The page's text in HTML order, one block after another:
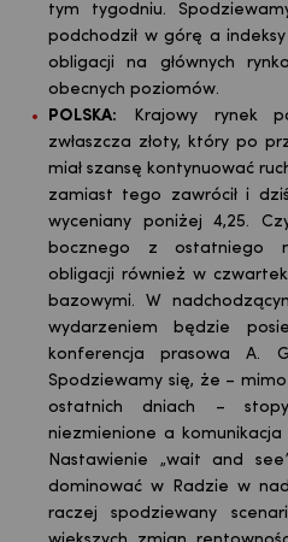
tym tygodniu.
podchodził w górę a
obligacji na głównych
obecnych poziomów.
POLSKA:
Krajowy rynek
zwłaszcza złoty, który po
miał szansę kontynuować
zamiast tego zawrócił i
wyceniany poniżej 4,25.
bocznego z ostatniego
obligacji również w
bazowymi. W
wydarzeniem będzie
konferencja prasowa A.
Spodziewamy się, że –
ostatnich dniach –
niezmienione a
Nastawienie „wait and
dominować w Radzie w
raczej spodziewany